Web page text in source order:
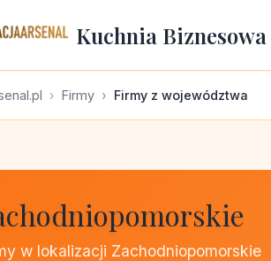
Kuchnia Biznesowa
Firmy Firmy z województwa
w lokalizacji Zachodniopomorskie